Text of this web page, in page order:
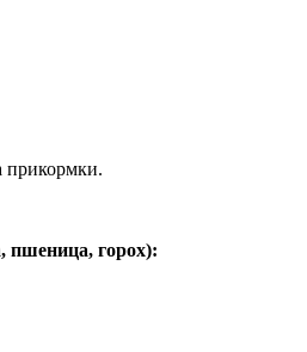
прикормки.
пшеница, горох):